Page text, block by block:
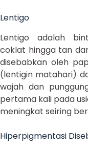
Lentigo
Lentigo adalah
coklat hingga tan
disebabkan oleh
(lentigin matahari)
wajah dan
pertama kali pada
meningkat seiring
Hiperpigmentasi